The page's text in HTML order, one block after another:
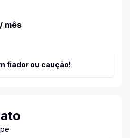
/ mês
fiador ou caução!